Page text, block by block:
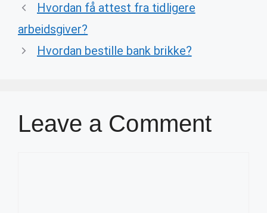
Hvordan få attest fra tidligere
arbeidsgiver?
Hvordan bestille bank brikke?
Leave a Comment